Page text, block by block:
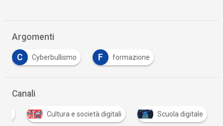
Argomenti
C Cyberbullismo F formazione
Canali
Cultura e società digitali Scuola digitale